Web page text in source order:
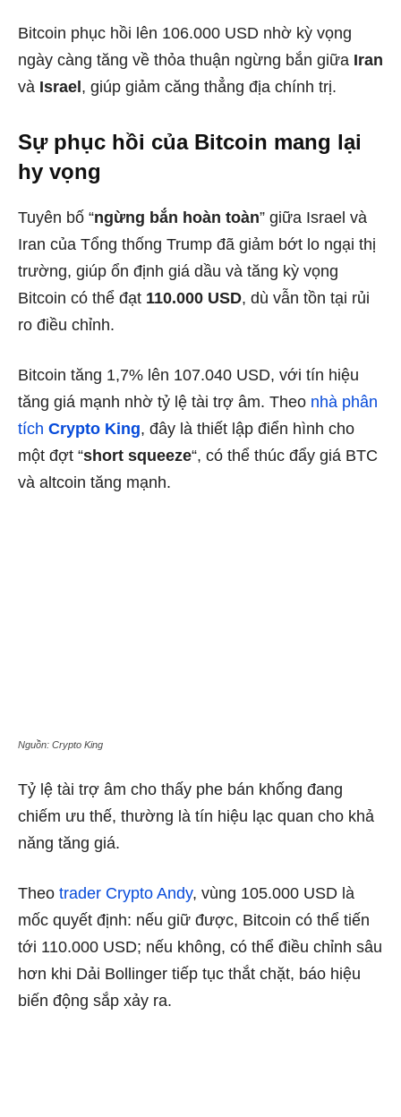
Bitcoin phục hồi lên 106.000 USD nhờ kỳ vọng
ngày càng tăng về thỏa thuận ngừng bắn giữa Iran
và Israel , giúp giảm căng thẳng địa chính trị.
Sự phục hồi của Bitcoin mang lại
hy vọng
Tuyên bố “ngừng bắn hoàn toàn” giữa Israel và
Iran của Tổng thống Trump đã giảm bớt lo ngại thị
trường, giúp ổn định giá dầu và tăng kỳ vọng
Bitcoin có thể đạt 110.000 USD, dù vẫn tồn tại rủi
ro điều chỉnh.
Bitcoin tăng 1,7% lên 107.040 USD, với tín hiệu
tăng giá mạnh nhờ tỷ lệ tài trợ âm. Theo nhà phân
tích Crypto King, đây là thiết lập điển hình cho
một đợt “short squeeze“, có thể thúc đẩy giá BTC
và altcoin tăng mạnh.
Nguồn: Crypto King
Tỷ lệ tài trợ âm cho thấy phe bán khống đang
chiếm ưu thế, thường là tín hiệu lạc quan cho khả
năng tăng giá.
Theo trader Crypto Andy, vùng 105.000 USD là
mốc quyết định: nếu giữ được, Bitcoin có thể tiến
tới 110.000 USD; nếu không, có thể điều chỉnh sâu
hơn khi Dải Bollinger tiếp tục thắt chặt, báo hiệu
biến động sắp xảy ra.